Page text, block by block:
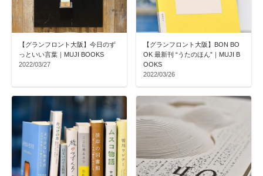
【グランフロント大阪】今日のず
っといい言葉｜MUJI BOOKS
2022/03/27
【グランフロント大阪】BON BO
OK 最新刊 “うたのほん”｜MUJI B
OOKS
2022/03/26